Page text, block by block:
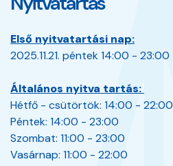
Első nyitvatartási nap:
2025.11.21. péntek 14:00 - 23:00
Általános nyitva tartás:
Hétfő - csütörtök: 14:00 - 22:00
Péntek: 14:00 - 23:00
Szombat: 11:00 - 23:00
Vasárnap: 11:00 - 22:00